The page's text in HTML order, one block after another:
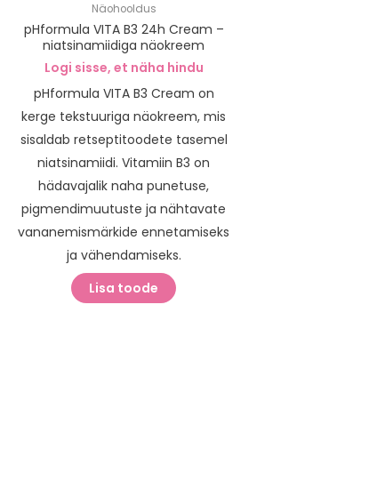
Näohooldus
pHformula VITA B3 24h Cream –
niatsinamiidiga näokreem
Logi sisse, et näha hindu
pHformula VITA B3 Cream on
kerge tekstuuriga näokreem, mis
sisaldab retseptitoodete tasemel
niatsinamiidi. Vitamiin B3 on
hädavajalik naha punetuse,
pigmendimuutuste ja nähtavate
vananemismärkide ennetamiseks
ja vähendamiseks.
Lisa toode